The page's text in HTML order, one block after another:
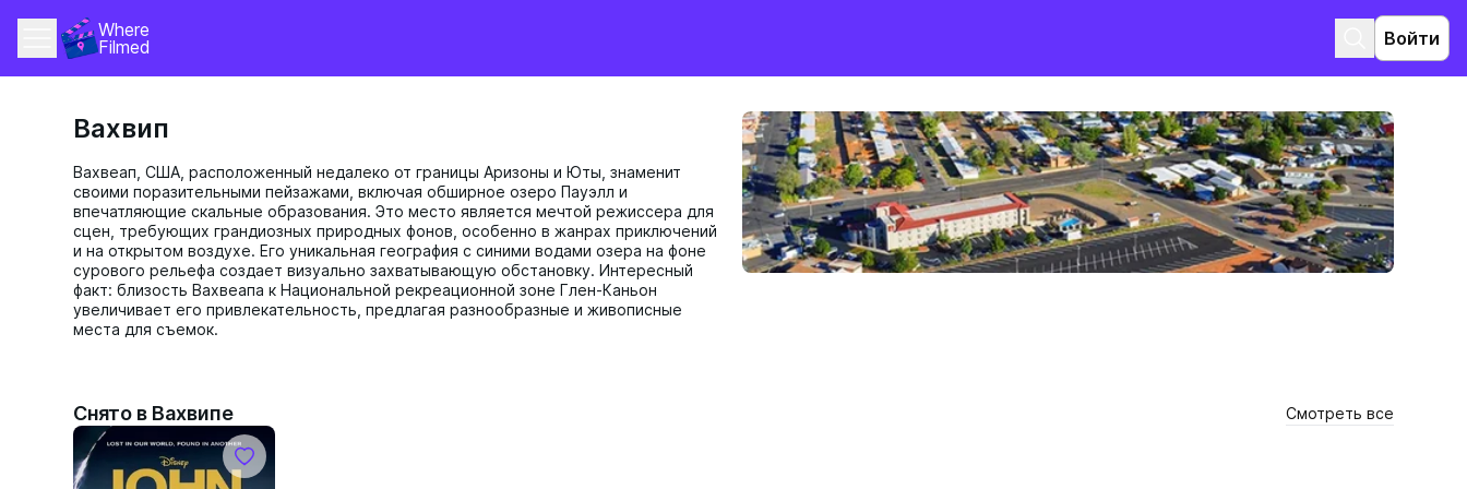
Where
Filmed
Войти
Вахвип
Вахвеап, США, расположенный недалеко от границы Аризоны и Юты, знаменит
своими поразительными пейзажами, включая обширное озеро Пауэлл и
впечатляющие скальные образования. Это место является мечтой режиссера для
сцен, требующих грандиозных природных фонов, особенно в жанрах приключений
и на открытом воздухе. Его уникальная география с синими водами озера на фоне
сурового рельефа создает визуально захватывающую обстановку. Интересный
факт: близость Вахвеапа к Национальной рекреационной зоне Глен-Каньон
увеличивает его привлекательность, предлагая разнообразные и живописные
места для съемок.
Снято в Вахвипе Смотреть все